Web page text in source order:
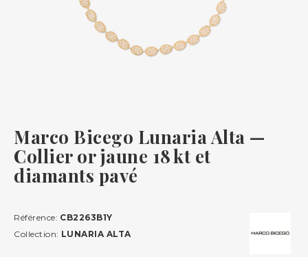
Marco Bicego Lunaria Alta —
Collier or jaune 18 kt et
diamants pavé
Référence: CB2263B1Y
Collection: LUNARIA ALTA